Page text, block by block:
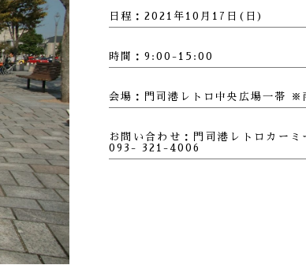
日程：2021年10月17日(日)
時間：9:00-15:00
会場：門司港レトロ中央広場一帯 ※
お問い合わせ：門司港レトロカー
093- 321-4006